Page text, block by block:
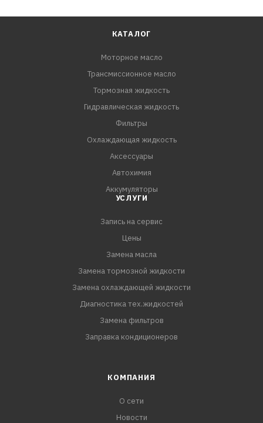
КАТАЛОГ
Моторное масло
Трансмиссионное масло
Тормозная жидкость
Гидравлическая жидкость
Фильтры
Охлаждающая жидкость
Аксессуары
Автохимия
Аккумуляторы
УСЛУГИ
Запись на сервис
Цены
Замена масла
Замена тормозной жидкости
Замена охлаждающей жидкости
Диагностика тех.жидкостей
Замена фильтров
Заправка кондиционеров
КОМПАНИЯ
О сети
Новости